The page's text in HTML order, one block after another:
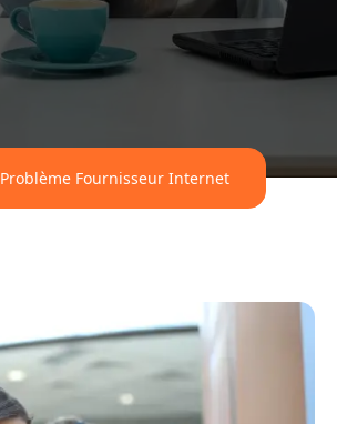
Problème Fournisseur Internet